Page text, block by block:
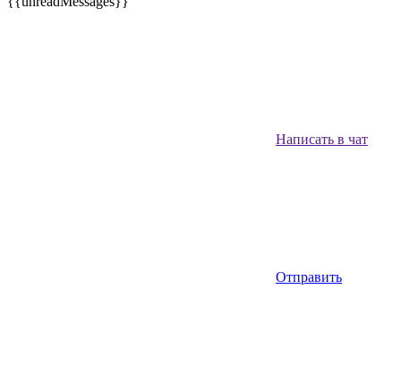
Написать в чат
Отправить